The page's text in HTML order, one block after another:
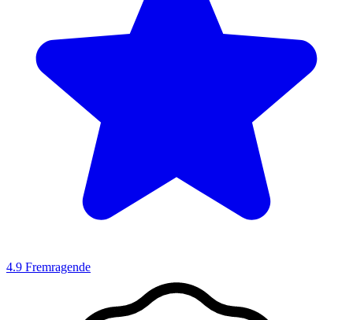
4.9 Fremragende